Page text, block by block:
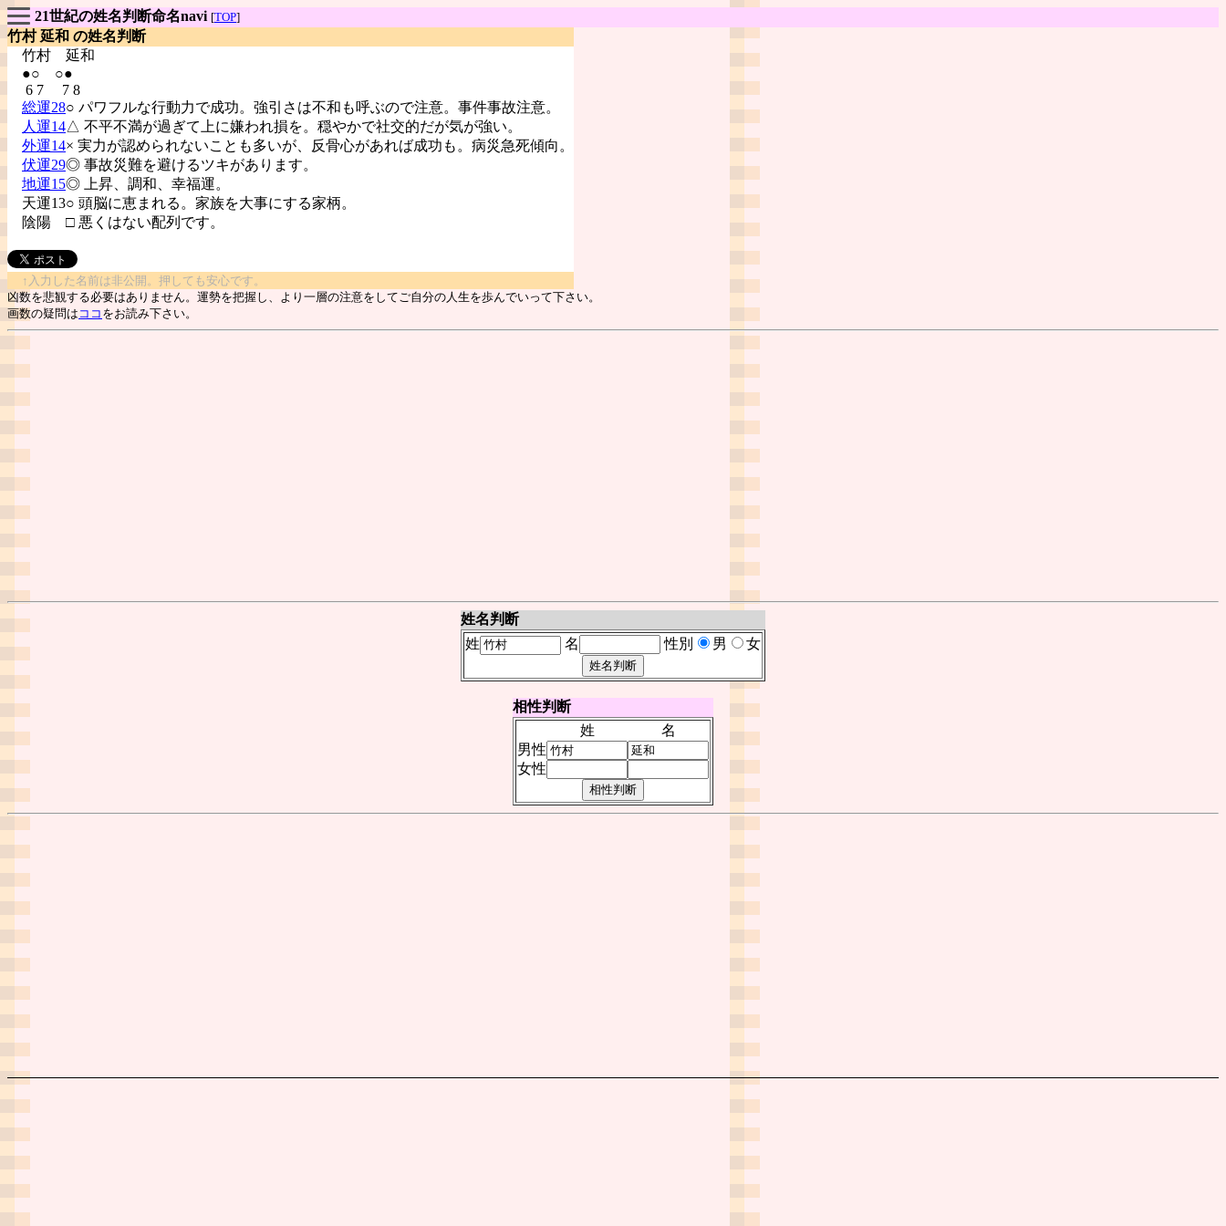
21世紀の姓名判断命名navi [TOP]
竹村 延和 の姓名判断
竹村 延和
●○ ○●
6 7 7 8
総運28○ パワフルな行動力で成功。強引さは不和も呼ぶので注意。事件事故注意。
人運14△ 不平不満が過ぎて上に嫌われ損を。穏やかで社交的だが気が強い。
外運14× 実力が認められないことも多いが、反骨心があれば成功も。病災急死傾向。
伏運29◎ 事故災難を避けるツキがあります。
地運15◎ 上昇、調和、幸福運。
天運13○ 頭脳に恵まれる。家族を大事にする家柄。
陰陽 □ 悪くはない配列です。
↑入力した名前は非公開。押しても安心です。
凶数を悲観する必要はありません。運勢を把握し、より一層の注意をしてご自分の人生を歩んでいって下さい。
画数の疑問は ココ をお読み下さい。
姓名判断
姓
名 性別 男 女
相性判断
姓
名
男性
女性